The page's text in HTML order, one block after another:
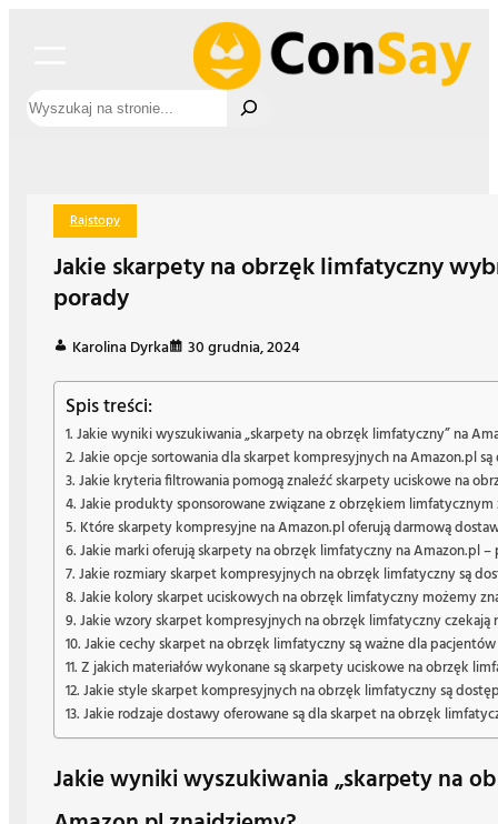
Szukaj
Rajstopy
Jakie skarpety na obrzęk limfatyczny
porady
Karolina Dyrka 30 grudnia, 2024
Spis treści:
Jakie wyniki wyszukiwania „skarpety na obrzęk limfatyczny” na
Jakie opcje sortowania dla skarpet kompresyjnych na Amazon.pl
Jakie kryteria filtrowania pomogą znaleźć skarpety uciskowe na
Jakie produkty sponsorowane związane z obrzękiem limfatycznym
Które skarpety kompresyjne na Amazon.pl oferują darmową
Jakie marki oferują skarpety na obrzęk limfatyczny na Amazon.pl –
Jakie rozmiary skarpet kompresyjnych na obrzęk limfatyczny są
Jakie kolory skarpet uciskowych na obrzęk limfatyczny możemy
Jakie wzory skarpet kompresyjnych na obrzęk limfatyczny czekają
Jakie cechy skarpet na obrzęk limfatyczny są ważne dla
Z jakich materiałów wykonane są skarpety uciskowe na obrzęk
Jakie style skarpet kompresyjnych na obrzęk limfatyczny są
Jakie rodzaje dostawy oferowane są dla skarpet na obrzęk
Jakie wyniki wyszukiwania „skarpety na